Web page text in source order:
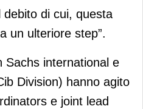
di cui, questa
un ulteriore step”.
Sachs international e
Division) hanno agito
e joint lead